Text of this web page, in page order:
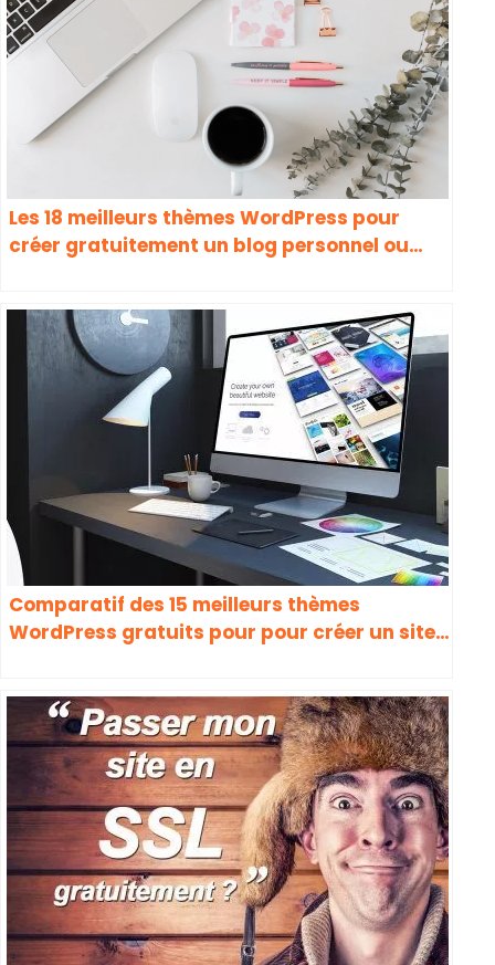
Les 18 meilleurs thèmes WordPress pour
créer gratuitement un blog personnel ou
Comparatif des 15 meilleurs thèmes
WordPress gratuits pour pour créer un site